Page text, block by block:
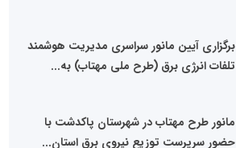
برگزاری آیین مانور سراسری مدیریت هوشمند
تلفات انرژی برق (طرح ملی مهتاب) به...
مانور طرح مهتاب در شهرستان پاکدشت با
حضور سرپرست توزیع نیروی برق استان...